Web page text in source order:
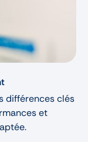
différences clés
et